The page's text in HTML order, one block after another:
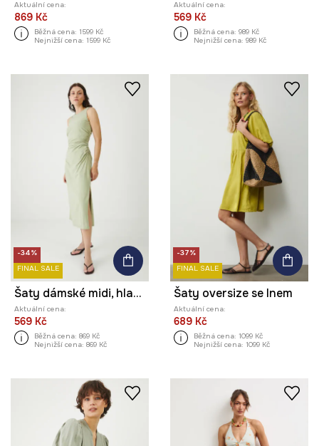
Aktuální cena:
869 Kč
Běžná cena: 1599 Kč
Nejnižší cena: 1599 Kč
Aktuální cena:
569 Kč
Běžná cena: 989 Kč
Nejnižší cena: 989 Kč
-34%
FINAL SALE
Šaty dámské midi, hladký povrch zelená barva
Aktuální cena:
569 Kč
Běžná cena: 869 Kč
Nejnižší cena: 869 Kč
-37%
FINAL SALE
Šaty oversize se lnem
Aktuální cena:
689 Kč
Běžná cena: 1099 Kč
Nejnižší cena: 1099 Kč